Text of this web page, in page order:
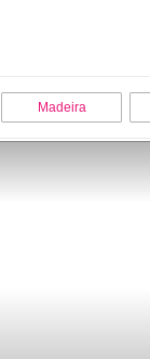
Madeira